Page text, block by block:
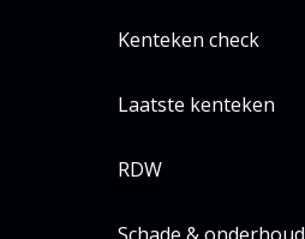
Kenteken check
Laatste kenteken
RDW